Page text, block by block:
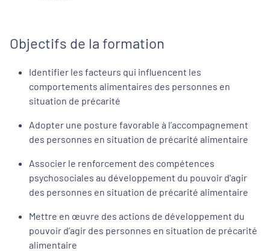
Objectifs de la formation
Identifier les facteurs qui influencent les
comportements alimentaires des personnes en
situation de précarité
Adopter une posture favorable à l’accompagnement
des personnes en situation de précarité alimentaire
Associer le renforcement des compétences
psychosociales au développement du pouvoir d'agir
des personnes en situation de précarité alimentaire
Mettre en œuvre des actions de développement du
pouvoir d’agir des personnes en situation de précarité
alimentaire